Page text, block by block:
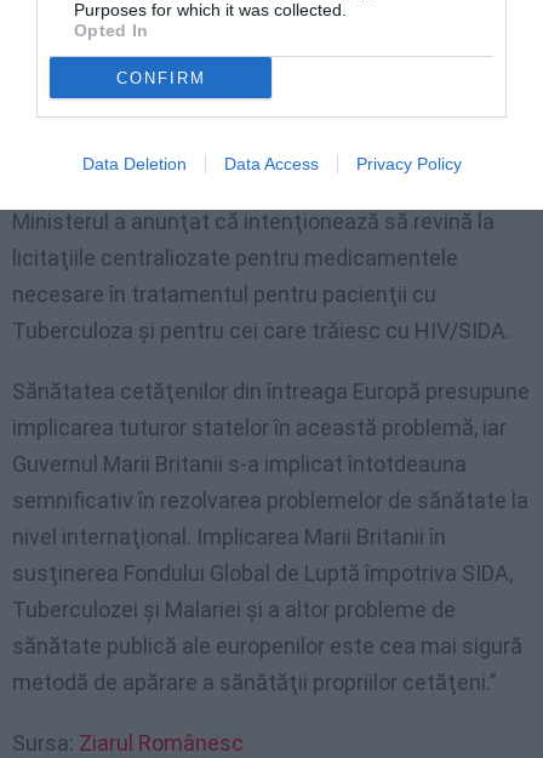
Purposes for which it was collected.
Opted In
CONFIRM
Data Deletion Data Access Privacy Policy
lupta împotriva acestor boli.
În România, Ministerul Sănătăţii şi-a asumat recent o
implicare mai puternică în lupta împotriva
Tuberculozei, pentru ameliorarea situaţiei la nivel
Ministerul a anunţat că intenţionează să revină la
licitaţiile centraliozate pentru medicamentele
necesare în tratamentul pentru pacienţii cu
Tuberculoza şi pentru cei care trăiesc cu HIV/SIDA.
Sănătatea cetăţenilor din întreaga Europă presupune
implicarea tuturor statelor în această problemă, iar
Guvernul Marii Britanii s-a implicat întotdeauna
semnificativ în rezolvarea problemelor de sănătate la
nivel internaţional. Implicarea Marii Britanii în
susţinerea Fondului Global de Luptă împotriva SIDA,
Tuberculozei şi Malariei şi a altor probleme de
sănătate publică ale europenilor este cea mai sigură
metodă de apărare a sănătăţii propriilor cetăţeni.”
Sursa: Ziarul Românesc